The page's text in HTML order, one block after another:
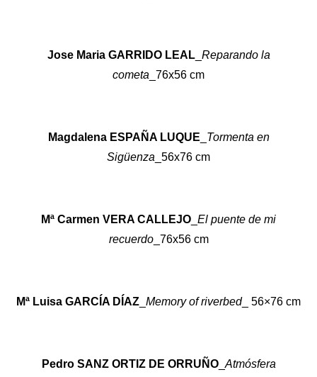
Jose Maria GARRIDO LEAL_ Reparando la
cometa _76x56 cm
Magdalena ESPAÑA LUQUE
Tormenta en
Sigüenza _56x76 cm
Mª Carmen VERA CALLEJO El puente de mi
recuerdo_76x56 cm
Mª Luisa GARCÍA DÍAZ Memory of riverbed_ 56×76 cm
Pedro SANZ ORTIZ DE ORRUÑO_ Atmósfera